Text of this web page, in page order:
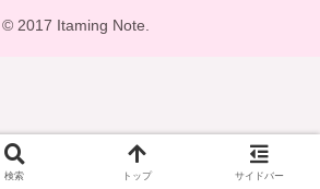
© 2017 Itaming Note.
検索 トップ サイドバー